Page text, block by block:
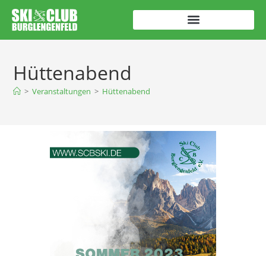
Hüttenabend
> Veranstaltungen > Hüttenabend